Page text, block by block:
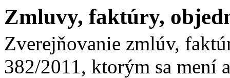
Zmluvy, faktúry,
Zverejňovanie zmlúv,
382/2011, ktorým sa mení